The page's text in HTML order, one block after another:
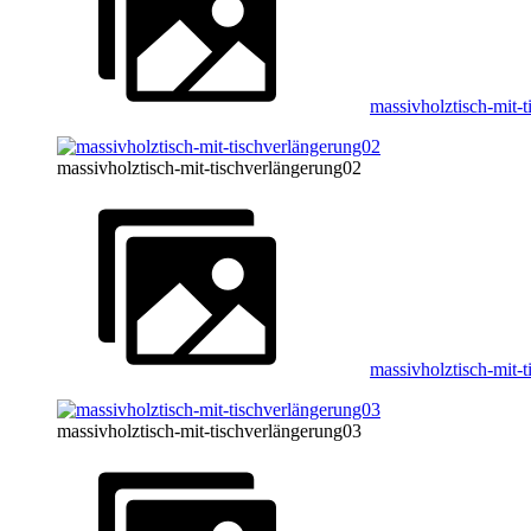
massivholztisch-mit-
massivholztisch-mit-tischverlängerung02
massivholztisch-mit-
massivholztisch-mit-tischverlängerung03